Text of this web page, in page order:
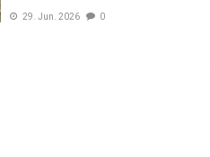
29. Jun. 2026 0